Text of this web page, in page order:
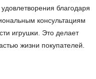
благодаря
консультациям
игрушки. Это делает
жизни покупателей.